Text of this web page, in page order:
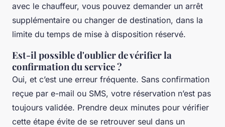
avec le chauffeur, vous pouvez demander un arrêt
supplémentaire ou changer de destination, dans la
limite du temps de mise à disposition réservé.
Est-il possible d'oublier de vérifier la
confirmation du service ?
Oui, et c’est une erreur fréquente. Sans confirmation
reçue par e-mail ou SMS, votre réservation n’est pas
toujours validée. Prendre deux minutes pour vérifier
cette étape évite de se retrouver seul dans un